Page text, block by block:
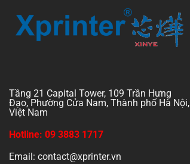
Tầng 21 Capital Tower, 109 Trần Hưng
Đạo, Phường Cửa Nam, Thành phố Hà Nội,
Việt Nam
Hotline: 09 3883 1717
Email: contact@xprinter.vn